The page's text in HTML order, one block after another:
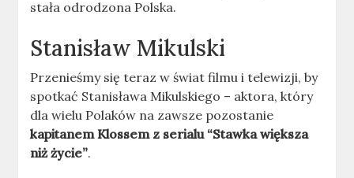
stała odrodzona Polska.
Stanisław Mikulski
Przenieśmy się teraz w świat filmu i telewizji, by
spotkać Stanisława Mikulskiego – aktora, który
dla wielu Polaków na zawsze pozostanie
kapitanem Klossem z serialu “Stawka większa
niż życie”.